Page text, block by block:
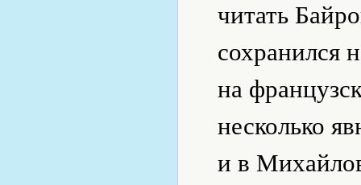
читать
сохранился
на
несколько
и в